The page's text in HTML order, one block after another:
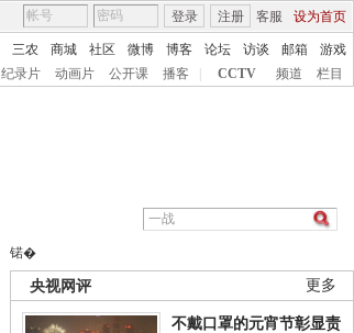
客服 设为首页
登录 注册
三农 商城 社区 微博 博客 论坛 访谈 邮箱
游戏
纪录片 动画片 公开课 播客 CCTV 频道 栏目
锘�
更多
央视网评
不戴口罩的元宵节彰显责